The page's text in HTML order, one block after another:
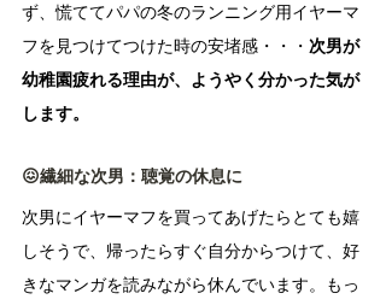
ず、慌ててパパの冬のランニング用イヤーマ
フを見つけてつけた時の安堵感・・・ 次男が
幼稚園疲れる理由が、ようやく分かった気が
します。
😖繊細な次男：聴覚の休息に
次男にイヤーマフを買ってあげたらとても嬉
しそうで、帰ったらすぐ自分からつけて、好
きなマンガを読みながら休んでいます。もっ